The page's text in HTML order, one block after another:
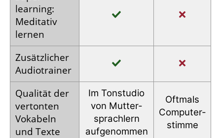
learning:
Meditativ
lernen
Zusätz­licher
Audio­trainer
Qualität der
vertonten
Vokabeln
und Texte
Im Tonstudio
von Mutter­
sprachlern
auf­genommen
Oftmals
Computer­
stimme